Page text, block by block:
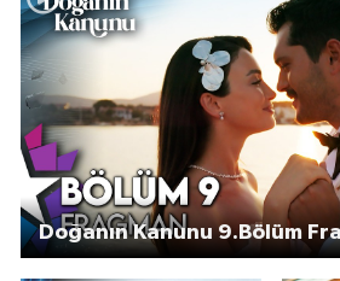
Doğanın Kanunu 9.Bölüm